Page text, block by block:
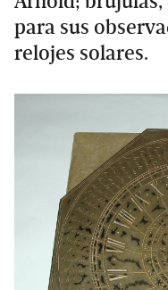
para sus
relojes solares.